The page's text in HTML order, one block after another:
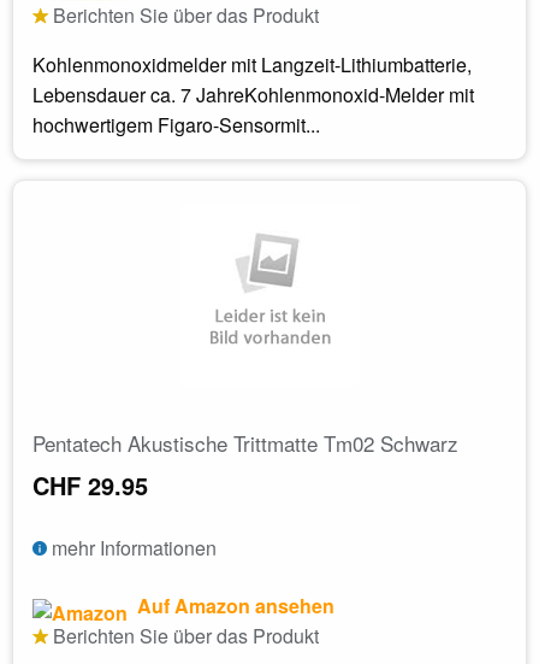
Berichten Sie über das Produkt
​Kohlenmonoxidmelder mit Langzeit-Lithiumbatterie,
Lebensdauer ca. 7 JahreKohlenmonoxid-Melder mit
hochwertigem Figaro-Sensormit...
Pentatech Akustische Trittmatte Tm02 Schwarz
CHF 29.95
mehr Informationen
Auf Amazon ansehen
Berichten Sie über das Produkt